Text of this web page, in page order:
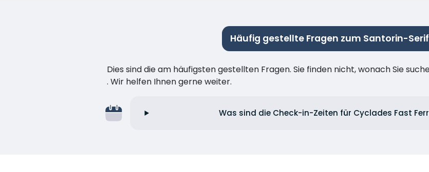
Häufig gestellte Fragen zum Santorin-
Dies sind die am häufigsten gestellten Fragen. Sie finden nicht, wonach Sie
. Wir helfen Ihnen gerne weiter.
Was sind die Check-in-Zeiten für Cyclades Fast